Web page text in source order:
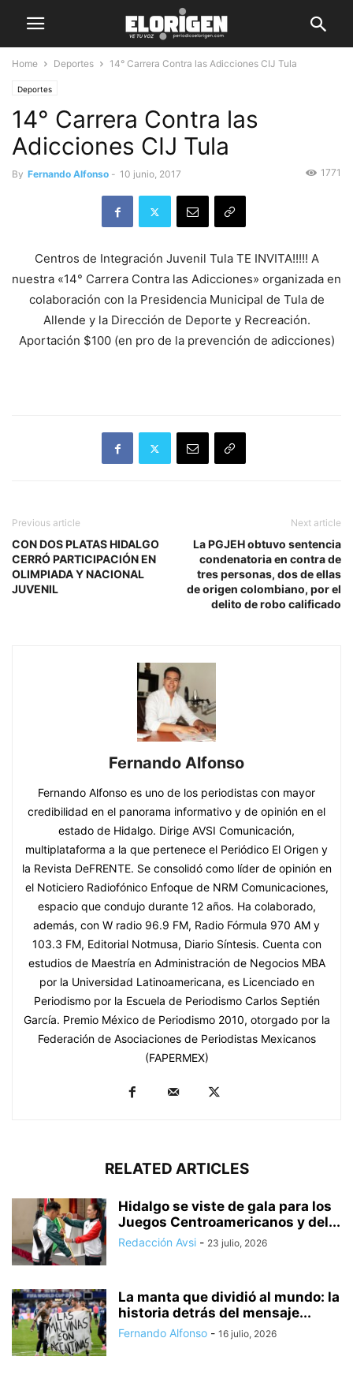
Home Deportes 14° Carrera Contra las Adicciones CIJ Tula
Deportes
14° Carrera Contra las
Adicciones CIJ Tula
By Fernando Alfonso - 10 junio, 2017 1771
Centros de Integración Juvenil Tula TE INVITA!!!!! A
nuestra «14° Carrera Contra las Adicciones» organizada en
colaboración con la Presidencia Municipal de Tula de
Allende y la Dirección de Deporte y Recreación.
Aportación $100 (en pro de la prevención de adicciones)
Previous article
CON DOS PLATAS HIDALGO
CERRÓ PARTICIPACIÓN EN
OLIMPIADA Y NACIONAL
JUVENIL
Next article
La PGJEH obtuvo sentencia
condenatoria en contra de
tres personas, dos de ellas
de origen colombiano, por el
delito de robo calificado
Fernando Alfonso
Fernando Alfonso es uno de los periodistas con mayor
credibilidad en el panorama informativo y de opinión en el
estado de Hidalgo. Dirige AVSI Comunicación,
multiplataforma a la que pertenece el Periódico El Origen y
la Revista DeFRENTE. Se consolidó como líder de opinión en
el Noticiero Radiofónico Enfoque de NRM Comunicaciones,
espacio que condujo durante 12 años. Ha colaborado,
además, con W radio 96.9 FM, Radio Fórmula 970 AM y
103.3 FM, Editorial Notmusa, Diario Síntesis. Cuenta con
estudios de Maestría en Administración de Negocios MBA
por la Universidad Latinoamericana, es Licenciado en
Periodismo por la Escuela de Periodismo Carlos Septién
García. Premio México de Periodismo 2010, otorgado por la
Federación de Asociaciones de Periodistas Mexicanos
(FAPERMEX)
RELATED ARTICLES
Hidalgo se viste de gala para los
Juegos Centroamericanos y del...
Redacción Avsi - 23 julio, 2026
La manta que dividió al mundo: la
historia detrás del mensaje...
Fernando Alfonso - 16 julio, 2026